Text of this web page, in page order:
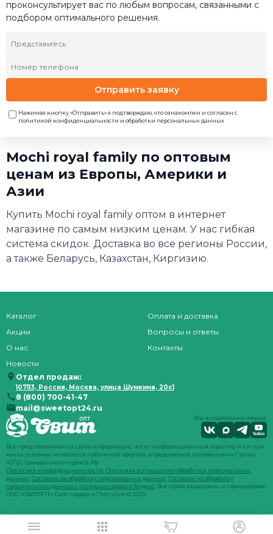
проконсультирует вас по любым вопросам, связанными с
подбором оптимального решения.
Отправить заявку
Нажимая кнопку «Отправить» я подтверждаю, что ознакомлен и согласен с
политикой конфиденциальности и обработки персональных данных
Mochi royal family по оптовым
ценам из Европы, Америки и
Азии
Купить Mochi royal family оптом в интернет
магазине по самым низким ценам. У нас гибкая
система скидок. Доставка во все регионы России,
а также Беларусь, Казахстан, Киргизию.
Каталог
Акции
О нас
Новости
Оплата и доставка
Вопросы и ответы
Контакты
Отдел продаж:
107113, Россия, Москва, улица Шумкина, 20с1
8 (800) 700-41-47
mail@sweetopt24.ru
Мы в социальных медиа:
Вся представленная на сайте информация, носит информационный характер и ни при
каких условиях не является публичной офертой, определяемой положениями Статьи
437(2) Гражданского кодекса РФ.
Политика конфиденциальности; Политика в отношении обработки персональных
данных; Согласие на обработку персональных данных; Согласие на обработку
персональных данных с помощью сервиса Яндекс . Все права защищены и принадлежат
ООО «СВИТОПТ». Сайт создан вCherryline© 2026.